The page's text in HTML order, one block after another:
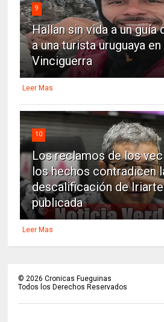
9
Hallan sin vida a un guía
a una turista uruguaya
Vinciguerra
Leer Mas
10
Los reclamos de los
los hechos contradicen
descalificación de
publicada
Leer Mas
© 2026 Cronicas Fueguinas
Todos los Derechos Reservados